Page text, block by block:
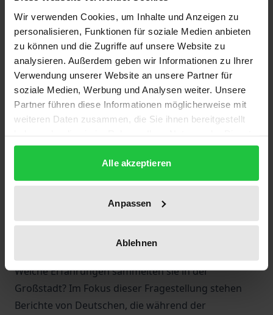
Wir verwenden Cookies, um Inhalte und Anzeigen zu
personalisieren, Funktionen für soziale Medien anbieten
zu können und die Zugriffe auf unsere Website zu
analysieren. Außerdem geben wir Informationen zu Ihrer
Verwendung unserer Website an unsere Partner für
soziale Medien, Werbung und Analysen weiter. Unsere
Partner führen diese Informationen möglicherweise mit
weiteren Daten zusammen, die Sie ihnen bereitgestellt
gesammelt haben.
Alle akzeptieren
Anpassen
Ablehnen
„Paris wird beynah izt von Deutschen bevölkert“
staunte Karl Friedrich Cramer im November 1796.
Tatsächlich: Frankreichs Metropole zog deutsche
Zeitgenossen fast magisch an. Bereits Ende des 17.
Jahrhunderts waren zahlreiche Lehrlinge und
Gesellen auf ihrer Wanderschaft nach Paris
gekommen und viele im Faubourg Saint-Antoine
Gelehrte und Diplomaten an. Im 18. Jahrhundert
wuchs eine regelrechte deutsche Kolonie heran. Der
Ausbruch der Französischen Revolution lockte noch
mehr Deutsche an die Seine. Wer waren diese
Deutschen und warum kamen sie? Was erhofften sie
Welche Erfahrungen sammelten sie in der
Großstadt? Im Fokus dieser Fragestellung stehen
Berichte von Deutschen, die während der